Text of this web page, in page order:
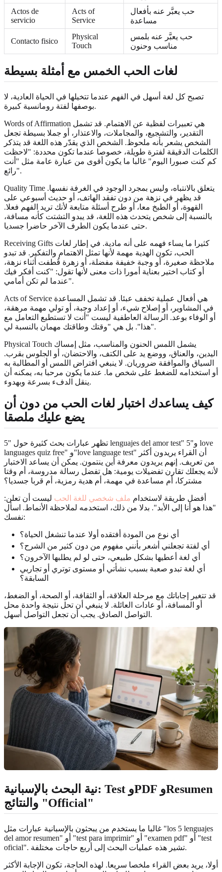
Actos de
servicio
Acts of
Service
حب يعبَّر عنه بأفعال
مساعدة
Contacto fisico
Physical
Touch
حب يعبَّر عنه بلمس
مناسب وحنون
لغات الحب الخمس مع أمثلة بسيطة
تصبح كل لغة أسهل في الفهم عندما تتخيلها في الحياة العادية، لا
بوصفها لفتة رومانسية كبيرة.
Words of Affirmation هي تعبيرات لفظية عن الاهتمام. قد تشمل
التقدير، والتشجيع، والمجاملات، والاعتذار، أو جملا بسيطة تجعل
الشخص يشعر بأنه ملحوظ. الشخص الذي يقدّر هذه اللغة قد يتذكر
الكلمات الدقيقة لفترة طويلة، خصوصا عندما تكون محددة: "لاحظت
كم كنت صبورا اليوم" غالبا ما يكون أقوى من عبارة عامة مثل "أنت
رائع".
Quality Time يتعلق بالانتباه، وليس بمجرد الوجود في الغرفة نفسها.
قد يظهر في نزهة من دون تفقد الهاتف، أو حديث أسبوعي على
القهوة، أو الطبخ معا، أو طرح أسئلة متابعة لأنك تريد الفهم فعلا.
بالنسبة إلى شخص يتحدث هذه اللغة، قد يبدو التشتت كأنه مسافة،
حتى عندما يكون الطرف الآخر حاضرا جسديا.
Receiving Gifts كثيرا ما يساء فهمه على أنه مادية. في إطار لغات
الحب، تكون الهدية مهمة لأنها تمثل الاهتمام والتفكير. قد تبدو
ملاحظة صغيرة، أو وجبة خفيفة مفضلة، أو زهرة قُطفت أثناء نزهة،
أو كتاب اختير بعناية أمورا ذات معنى لأنها تقول: "كنت أفكر فيك
عندما لم تكن أمامي".
Acts of Service هي أفعال عملية تخفف عبئا. قد تشمل المساعدة
في المشاوير، أو إصلاح شيء، أو إعداد وجبة، أو تولي مهمة مرهقة،
أو الوفاء بوعد. الرسالة العاطفية ليست "أنت لا تستطيع التعامل مع
هذا". بل هي "وقتك وطاقتك مهمان بالنسبة لي".
Physical Touch يشمل اللمس الحنون والمناسب، مثل إمساك
اليدين، والعناق، ووضع يد على الكتف، والاحتضان، أو الجلوس بقرب.
السياق والموافقة ضروريان. لا ينبغي افتراض اللمس أو المطالبة به
أو استخدامه للضغط على شخص ما. عندما يكون مرحبا به، يمكنه أن
ينقل الدفء بسرعة وبهدوء.
كيف يساعدك اختبار لغات الحب من دون أن
يضع عليك ملصقا
تظهر عبارات بحث كثيرة حول "5 lenguajes del amor test" و"5 love
languages quiz free" و"love language test" أن القراء يريدون أكثر
من تعريف. إنهم يريدون معرفة أين ينتمون. يمكن أن يساعد الاختبار
لأنه يجعلك تقارن تفضيلات يومية: هل تفضل رسالة مدروسة، أم وقتا
مشتركا، أم مساعدة في مهمة، أم هدية رمزية، أم قربا جسديا؟
أفضل طريقة لاستخدام ملف شخصي للغة الحب ليست أن تعلن:
"هذا هو أنا إلى الأبد". بدلا من ذلك، استخدمه لملاحظة الأنماط. اسأل
نفسك:
أي نوع من المودة أفتقده أولا عندما تنشغل الحياة؟
أي لفتة تجعلني أشعر بأنني مفهوم من دون كثير من الشرح؟
أي لغة أعطيها بشكل طبيعي، حتى لو لم يطلبها الآخرون؟
أي لغة تبدو صعبة بسبب نشأتي أو مستوى توتري أو تجاربي
السابقة؟
قد تتغير إجاباتك مع مرحلة العلاقة، أو الثقافة، أو الصحة، أو الضغط،
أو المسافة، أو عادات العائلة. لا ينبغي أن تحل نتيجة واحدة محل
التواصل الصادق. يجب أن تجعل التواصل أسهل.
نية البحث بالإسبانية: Test وPDF وResumen
والنتائج "Official"
غالبا ما يستخدم من يبحثون بالإسبانية عبارات مثل "los 5 lenguajes
del amor resumen" أو "test para imprimir" أو "examen pdf" أو "test
oficial". تشير هذه عمليات البحث إلى أربع حاجات مختلفة.
أولا، يريد بعض القراء ملخصا سريعا. لهذه الحاجة، تكون الإجابة الأكثر